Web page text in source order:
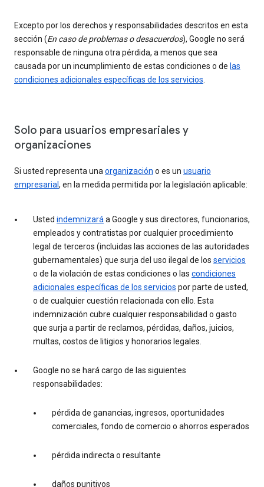
Excepto por los derechos y responsabilidades descritos en esta
sección (En caso de problemas o desacuerdos), Google no será
responsable de ninguna otra pérdida, a menos que sea
causada por un incumplimiento de estas condiciones o de las
condiciones adicionales específicas de los servicios.
Solo para usuarios empresariales y
organizaciones
Si usted representa unaorganización o es un usuario
empresarial, en la medida permitida por la legislación aplicable:
Usted indemnizaráa Google y sus directores, funcionarios,
empleados y contratistas por cualquier procedimiento
legal de terceros (incluidas las acciones de las autoridades
gubernamentales) que surja del uso ilegal de los servicios
o de la violación de estas condiciones o las condiciones
adicionales específicas de los servicios por parte de usted,
o de cualquier cuestión relacionada con ello. Esta
indemnización cubre cualquier responsabilidad o gasto
que surja a partir de reclamos, pérdidas, daños, juicios,
multas, costos de litigios y honorarios legales.
Google no se hará cargo de las siguientes
responsabilidades:
pérdida de ganancias, ingresos, oportunidades
comerciales, fondo de comercio o ahorros esperados
pérdida indirecta o resultante
daños punitivos